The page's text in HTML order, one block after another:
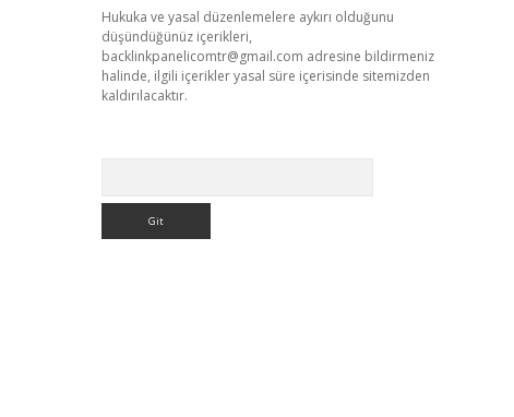
Hukuka ve yasal düzenlemelere aykırı olduğunu
düşündüğünüz içerikleri,
backlinkpanelicomtr@gmail.com adresine bildirmeniz
halinde, ilgili içerikler yasal süre içerisinde sitemizden
kaldırılacaktır.